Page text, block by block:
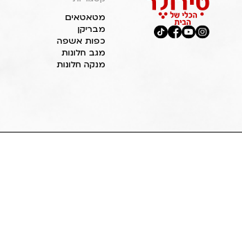
מטאטאים
מבריקן
כפות אשפה
מגב חלונות
מנקה חלונות